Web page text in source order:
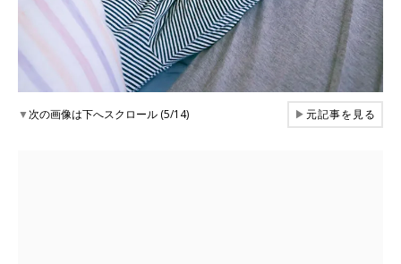
▼次の画像は下へスクロール (5/14) ▶元記事を見る